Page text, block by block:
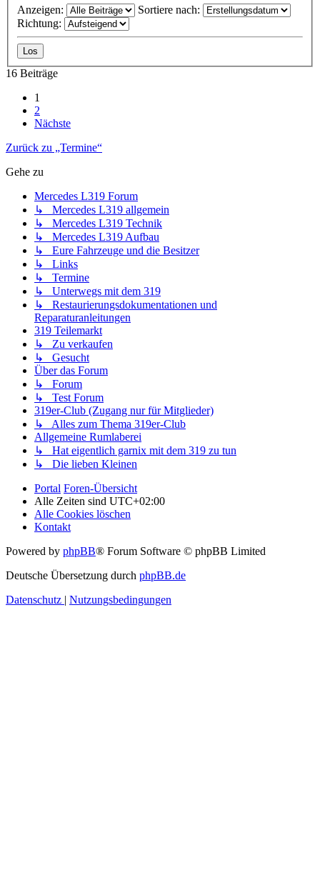
Anzeigen:
Sortiere nach:
Richtung:
16 Beiträge
1
2
Nächste
Zurück zu „Termine“
Gehe zu
Mercedes L319 Forum
↳ Mercedes L319 allgemein
↳ Mercedes L319 Technik
↳ Mercedes L319 Aufbau
↳ Eure Fahrzeuge und die Besitzer
↳ Links
↳ Termine
↳ Unterwegs mit dem 319
↳ Restaurierungsdokumentationen und
Reparaturanleitungen
319 Teilemarkt
↳ Zu verkaufen
↳ Gesucht
Über das Forum
↳ Forum
↳ Test Forum
319er-Club (Zugang nur für Mitglieder)
↳ Alles zum Thema 319er-Club
Allgemeine Rumlaberei
↳ Hat eigentlich garnix mit dem 319 zu tun
↳ Die lieben Kleinen
Portal Foren-Übersicht
Alle Zeiten sind UTC+02:00
Alle Cookies löschen
Kontakt
Powered by phpBB® Forum Software © phpBB Limited
Deutsche Übersetzung durch phpBB.de
Datenschutz | Nutzungsbedingungen